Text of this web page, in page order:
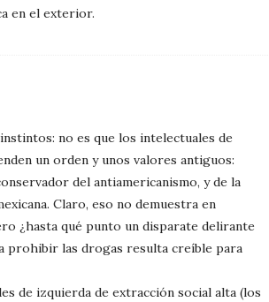
en el exterior.
no es que los intelectuales de
un orden y unos valores antiguos:
del antiamericanismo, y de la
Claro, eso no demuestra en
¿hasta qué punto un disparate delirante
prohibir las drogas resulta creíble para
de izquierda de extracción social alta (los